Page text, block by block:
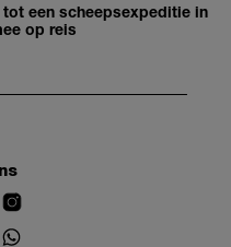
tot een scheepsexpeditie in
op reis